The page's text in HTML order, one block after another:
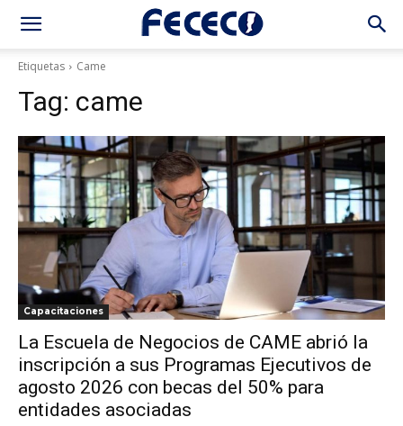
Etiquetas Came
Tag: came
Capacitaciones
La Escuela de Negocios de CAME abrió la
inscripción a sus Programas Ejecutivos de
agosto 2026 con becas del 50% para
entidades asociadas